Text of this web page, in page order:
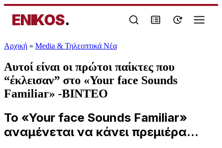
ENIKOS.
Αρχική » Media & Τηλεοπτικά Νέα
Αυτοί είναι οι πρώτοι παίκτες που
“έκλεισαν” στο «Your face Sounds
Familiar» -BINTEO
To «Your face Sounds Familiar»
αναμένεται να κάνει πρεμιέρα...